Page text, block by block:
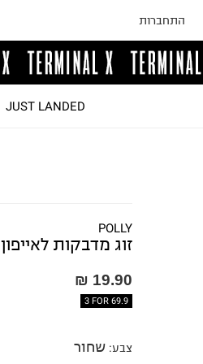
התחברות
JUST LANDED
POLLY
זוג מדבקות לאייפון
19.90 ₪
3 FOR 69.9
צבע: שחור